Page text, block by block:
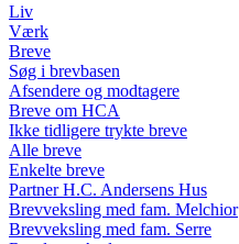
Liv
Værk
Breve
Søg i brevbasen
Afsendere og modtagere
Breve om HCA
Ikke tidligere trykte breve
Alle breve
Enkelte breve
Partner H.C. Andersens Hus
Brevveksling med fam. Melchior
Brevveksling med fam. Serre